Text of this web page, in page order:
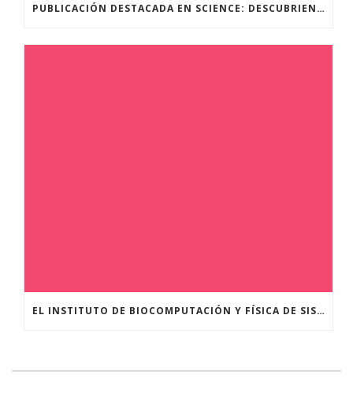
PUBLICACIÓN DESTACADA EN SCIENCE: DESCUBRIENDO LAS REGLAS OCULTAS DETRÁS DE LA GEOMETRÍA Y EL CRECIMIENTO DEL DELTA FLUVIAL
EL INSTITUTO DE BIOCOMPUTACIÓN Y FÍSICA DE SISTEMAS COMPLEJOS DE LA UNIVERSIDAD DE ZARAGOZA COORDINÓ LAS JORNADAS “EL VIAJE A TRAVÉS DEL SISTEMA DIGESTIVO” PARA USUARIOS Y USUARIAS DE LA ASOCIACIÓN UTRILLO